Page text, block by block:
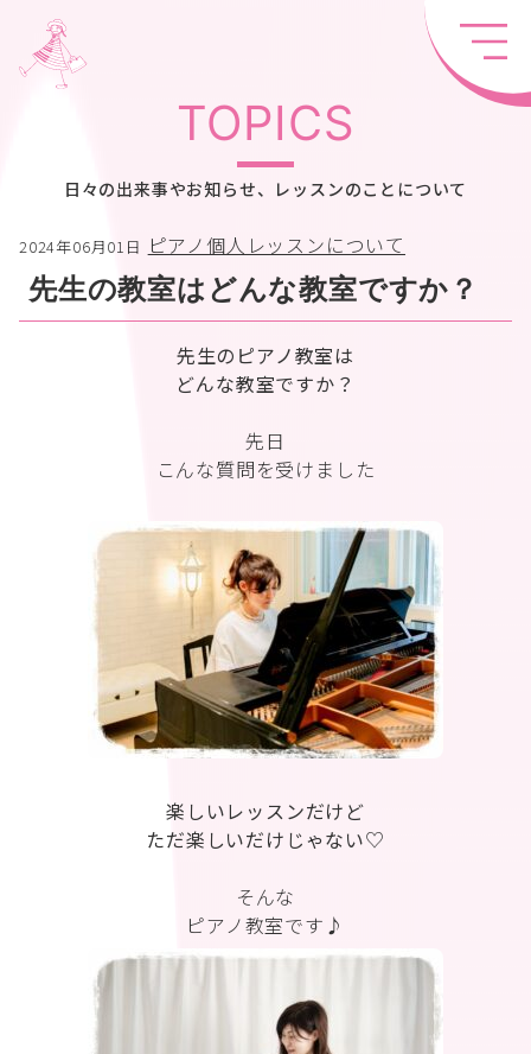
TOPICS
日々の出来事やお知らせ、レッスンのことについて
2024年06月01日 ピアノ個人レッスンについて
先生の教室はどんな教室ですか？
先生のピアノ教室は
どんな教室ですか？
先日
こんな質問を受けました
楽しいレッスンだけど
ただ楽しいだけじゃない♡
そんな
ピアノ教室です♪